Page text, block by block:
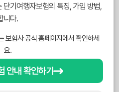
단기여행자보험의 특징, 가입 방법,
니다.
보험사 공식 홈페이지에서 확인하세
요.
안내 확인하기